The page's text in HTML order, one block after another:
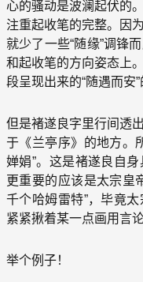
心的骚动是波澜起伏的
注重起收笔的完整。因
就少了一些“随缘”调锋
和起收笔的方向姿态上
段呈现出来的“随遇而安”
但是褚遂良字里行间透
于《兰亭序》的地方。
婵娟”。这是褚遂良自
更重要的应该是太宗皇
千个哈姆雷特”，毕竟
紧紧揪着某一点画用言论
举个例子！